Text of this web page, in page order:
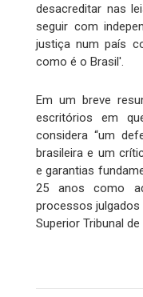
desacreditar nas
seguir com
justiça num país
como é o Brasil'.
Em um breve
escritórios em
considera “um
brasileira e um
e garantias
25 anos como
processos julgados
Superior Tribunal